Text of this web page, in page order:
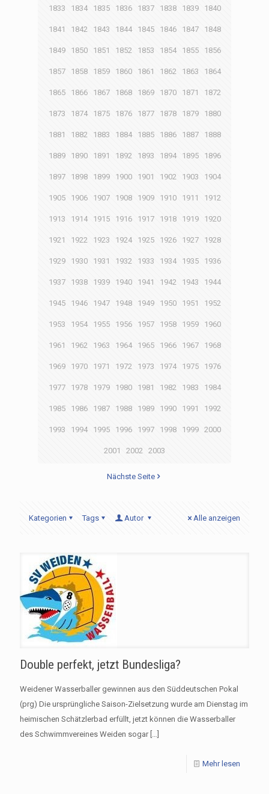
1833 1834 1835 1836 1837 1838 1839 1840
1841 1842 1843 1844 1845 1846 1847 1848
1849 1850 1851 1852 1853 1854 1855 1856
1857 1858 1859 1860 1861 1862 1863 1864
1865 1866 1867 1868 1869 1870 1871 1872
1873 1874 1875 1876 1877 1878 1879 1880
1881 1882 1883 1884 1885 1886 1887 1888
1889 1890 1891 1892 1893 1894 1895 1896
1897 1898 1899 1900 1901 1902 1903 1904
1905 1906 1907 1908 1909 1910 1911 1912
1913 1914 1915 1916 1917 1918 1919 1920
1921 1922 1923 1924 1925 1926 1927 1928
1929 1930 1931 1932 1933 1934 1935 1936
1937 1938 1939 1940 1941 1942 1943 1944
1945 1946 1947 1948 1949 1950 1951 1952
1953 1954 1955 1956 1957 1958 1959 1960
1961 1962 1963 1964 1965 1966 1967 1968
1969 1970 1971 1972 1973 1974 1975 1976
1977 1978 1979 1980 1981 1982 1983 1984
1985 1986 1987 1988 1989 1990 1991 1992
1993 1994 1995 1996 1997 1998 1999 2000
2001 2002 2003
Nächste Seite
Kategorien Tags Autor Alle anzeigen
Double perfekt, jetzt Bundesliga?
Weidener Wasserballer gewinnen aus den Süddeutschen Pokal
(prg) Die ursprüngliche Saison-Zielsetzung wurde am Dienstag im
heimischen Schätzlerbad erfüllt, jetzt können die Wasserballer
des Schwimmvereines Weiden sogar[…]
Mehr lesen